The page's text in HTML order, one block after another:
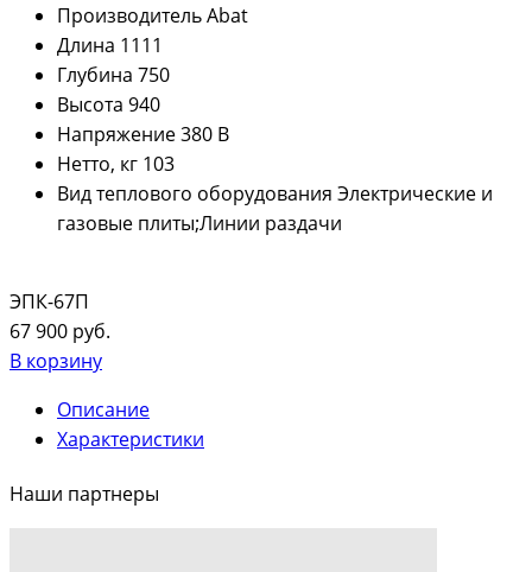
ПроизводительAbat
Длина 1111
Глубина 750
Высота 940
Напряжение380 В
Нетто, кг 103
Вид теплового оборудования Электрические и
газовые плиты;Линии раздачи
ЭПК-67П
67 900 руб.
В корзину
Описание
Характеристики
Наши партнеры